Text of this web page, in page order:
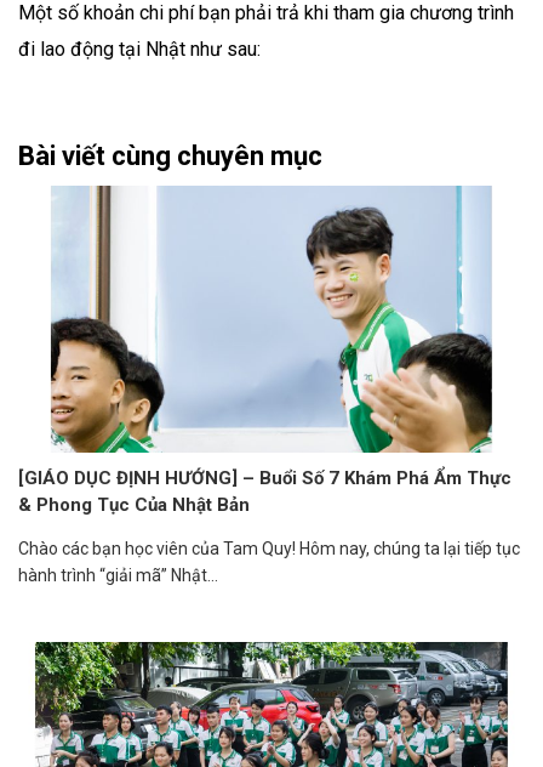
Một số khoản chi phí bạn phải trả khi tham gia chương trình
đi lao động tại Nhật như sau:
Bài viết cùng chuyên mục
[GIÁO DỤC ĐỊNH HƯỚNG] – Buổi Số 7 Khám Phá Ẩm Thực
& Phong Tục Của Nhật Bản
Chào các bạn học viên của Tam Quy! Hôm nay, chúng ta lại tiếp tục
hành trình “giải mã” Nhật...